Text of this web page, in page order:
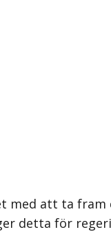
med att ta
detta för